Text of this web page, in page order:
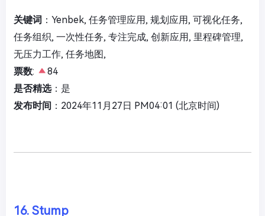
关键词 ：Yenbek, 任务管理应用, 规划应用, 可视化任务,
任务组织, 一次性任务, 专注完成, 创新应用, 里程碑管理,
无压力工作, 任务地图,
票数:
84
是否精选：是
发布时间 ：2024年11月27日 PM04:01 (北京时间)
16. Stump